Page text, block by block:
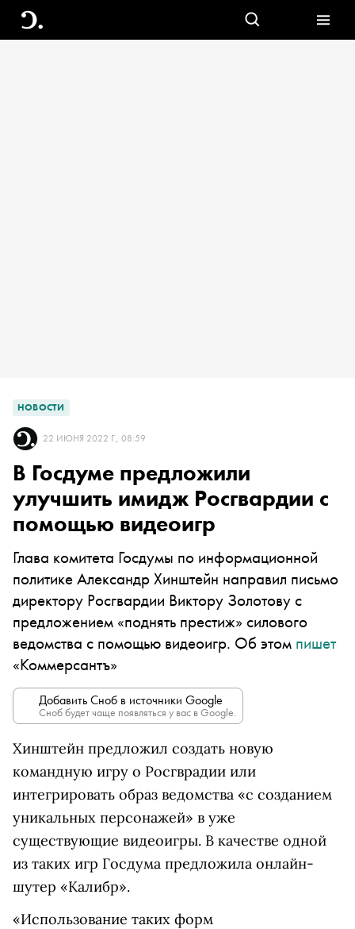
НОВОСТИ
22 ИЮНЯ 2022 Г., 08:59
В Госдуме предложили
улучшить имидж Росгвардии с
помощью видеоигр
Глава комитета Госдумы по информационной
политике Александр Хинштейн направил письмо
директору Росгвардии Виктору Золотову с
предложением «поднять престиж» силового
ведомства с помощью видеоигр. Об этом пишет
«Коммерсантъ»
Добавить Сноб в источники Google
Сноб будет чаще появляться у вас в Google.
Хинштейн предложил создать новую
командную игру о Росгврадии или
интегрировать образ ведомства «с созданием
уникальных персонажей» в уже
существующие видеоигры. В качестве одной
из таких игр Госдума предложила онлайн-
шутер «Калибр».
«Использование таких форм